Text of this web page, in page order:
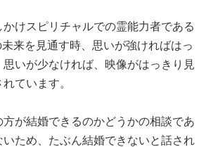
けスピリチャルでの霊能力者である
来を見通す時、思いが強ければはっ
いが少なければ、映像がはっきり見
ています。
が結婚できるのかどうかの相談であ
いため、たぶん結婚できないと話され